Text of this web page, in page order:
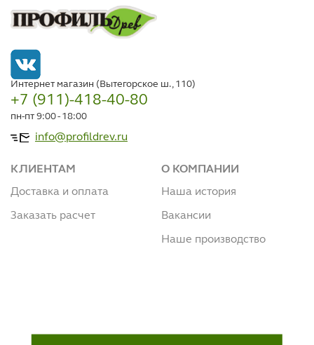
Интернет магазин (Вытегорское ш., 110)
+7 (911)-418-40-80
пн-пт 9:00 - 18:00
info@profildrev.ru
КЛИЕНТАМ
Доставка и оплата
Заказать расчет
О КОМПАНИИ
Наша история
Вакансии
Наше производство